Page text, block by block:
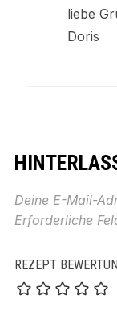
liebe
Doris
Deine E-Mail-
Erforderliche
REZEPT